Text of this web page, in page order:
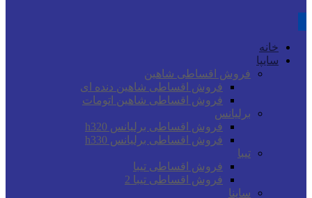
خانه
سایپا
فروش اقساطی شاهین
فروش اقساطی شاهین دنده ای
فروش اقساطی شاهین اتومات
برلیانس
فروش اقساطی برلیانس h320
فروش اقساطی برلیانس h330
تیبا
فروش اقساطی تیبا
فروش اقساطی تیبا 2
ساینا